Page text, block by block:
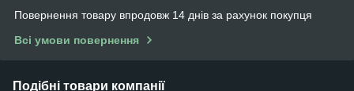
Повернення товару впродовж 14 днів за рахунок покупця
Всі умови повернення
Подібні товари компанії